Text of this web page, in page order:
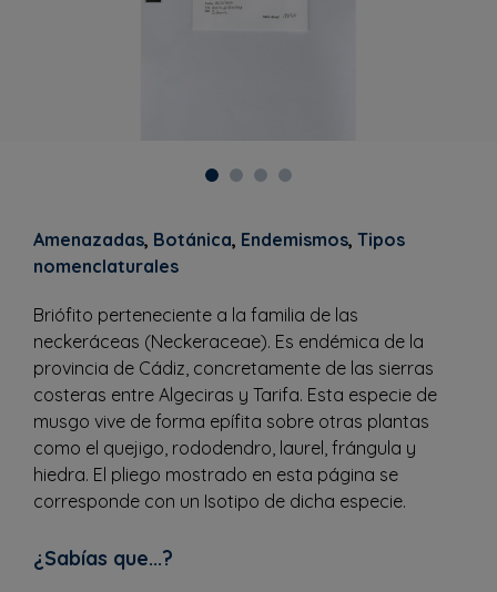
Amenazadas, Botánica, Endemismos, Tipos
nomenclaturales
Briófito perteneciente a la familia de las
neckeráceas (Neckeraceae). Es endémica de la
provincia de Cádiz, concretamente de las sierras
costeras entre Algeciras y Tarifa. Esta especie de
musgo vive de forma epífita sobre otras plantas
como el quejigo, rododendro, laurel, frángula y
hiedra. El pliego mostrado en esta página se
corresponde con un Isotipo de dicha especie.
¿Sabías que...?